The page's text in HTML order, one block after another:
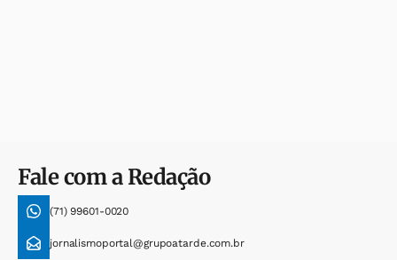
Fale com a Redação
(71) 99601-0020
jornalismoportal@grupoatarde.com.br